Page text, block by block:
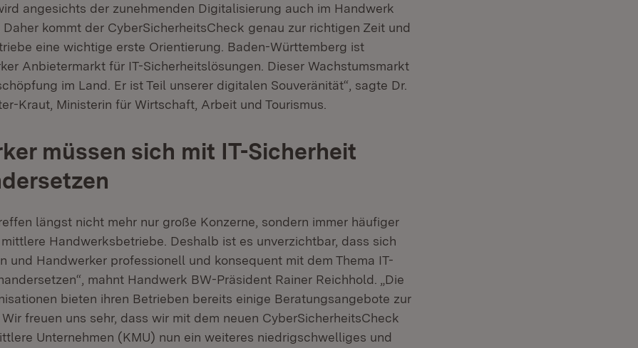
angesichts der zunehmenden Digitalisierung auch im Handwerk
kommt der CyberSicherheitsCheck genau zur richtigen Zeit und
eine wichtige erste Orientierung. Baden-Württemberg ist
Anbietermarkt für IT-Sicherheitslösungen. Dieser Wachstumsmarkt
im Land. Er ist Teil unserer digitalen Souveränität“, sagte Dr.
Kraut, Ministerin für Wirtschaft, Arbeit und Tourismus.
müssen sich mit IT-Sicherheit
längst nicht mehr nur große Konzerne, sondern immer häufiger
Handwerksbetriebe. Deshalb ist es unverzichtbar, dass sich
und Handwerker professionell und konsequent mit dem Thema IT-
mahnt Handwerk BW-Präsident Rainer Reichhold. „Die
bieten ihren Betrieben bereits einige Beratungsangebote zur
freuen uns sehr, dass wir mit dem neuen CyberSicherheitsCheck
Unternehmen (KMU) nun ein weiteres niedrigschwelliges und